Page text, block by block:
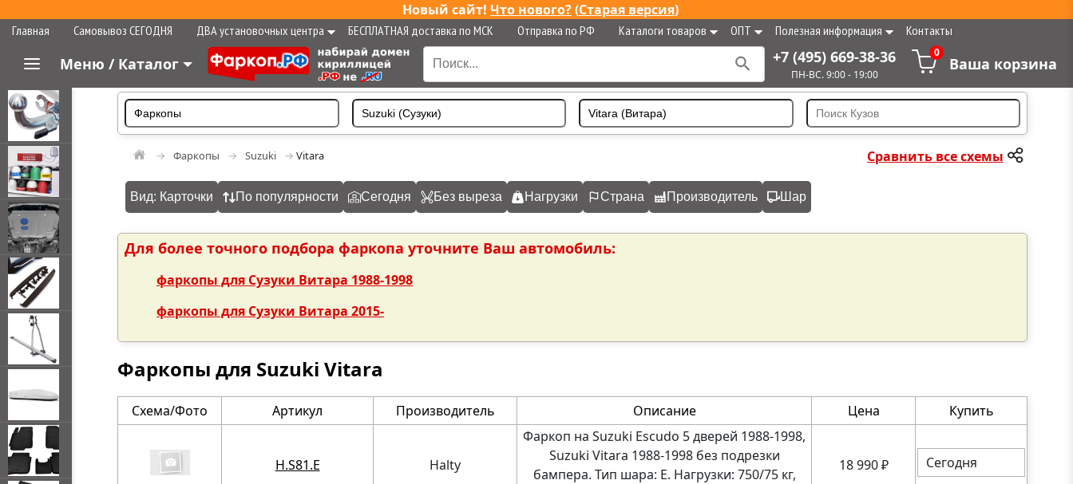
Новый сайт! Что нового?(Старая версия)
Главная Самовывоз СЕГОДНЯ ДВА установочных центра БЕСПЛАТНАЯ доставка по МСК Отправка по РФ Каталоги товаров ОПТ Полезная информация Контакты
Меню / Каталог +7 (495) 669-38-36
ПН-ВС. 9:00 - 19:00
0
Ваша корзина
Фаркопы Suzuki Vitara Сравнить все схемы
Вид: Карточки По популярности Сегодня Без выреза Нагрузки Страна Производитель Шар
Для более точного подбора фаркопа уточните Ваш автомобиль:
фаркопы для Сузуки Витара 1988-1998
фаркопы для Сузуки Витара 2015-
Фаркопы для Suzuki Vitara
Схема/Фото Артикул Производитель Описание Цена Купить
H.S81.E Halty
Фаркоп на Suzuki Escudo 5 дверей 1988-1998,
Suzuki Vitara 1988-1998 без подрезки
бампера. Тип шара: E. Нагрузки: 750/75 кг,
18 990₽ Сегодня